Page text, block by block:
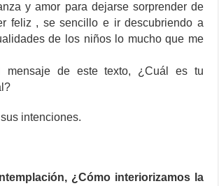
y amor para dejarse sorprender de
feliz , se sencillo e ir descubriendo a
de los niños lo mucho que me
mensaje de este texto, ¿Cuál es tu
intenciones.
¿Cómo interiorizamos la